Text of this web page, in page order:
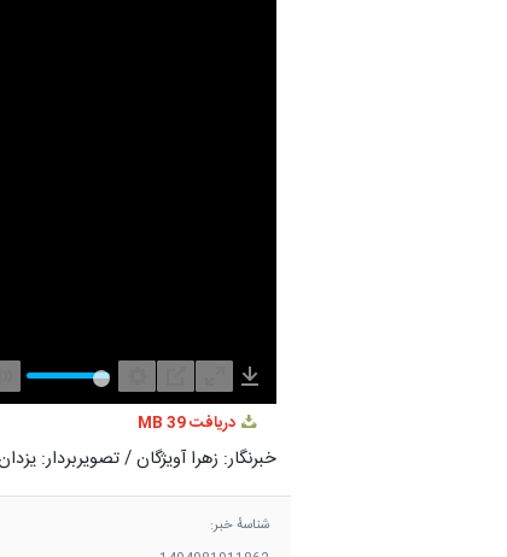
Settings
PIP Enter
fullscreen
Download
دریافت39 MB
خبرنگار: زهرا آویژگان / تصویربردار:
شناسهٔ خبر: